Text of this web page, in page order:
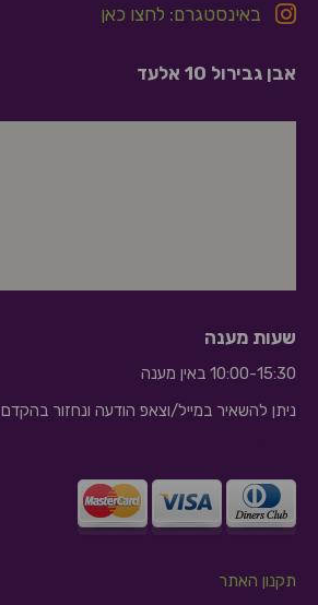
באינסטגרם: לחצו כאן
אבן גבירול 10 אלעד
שעות מענה
10:00-15:30 באין מענה
ניתן להשאיר במייל/וצאפ הודעה ונחזור בהקדם
תקנון האתר